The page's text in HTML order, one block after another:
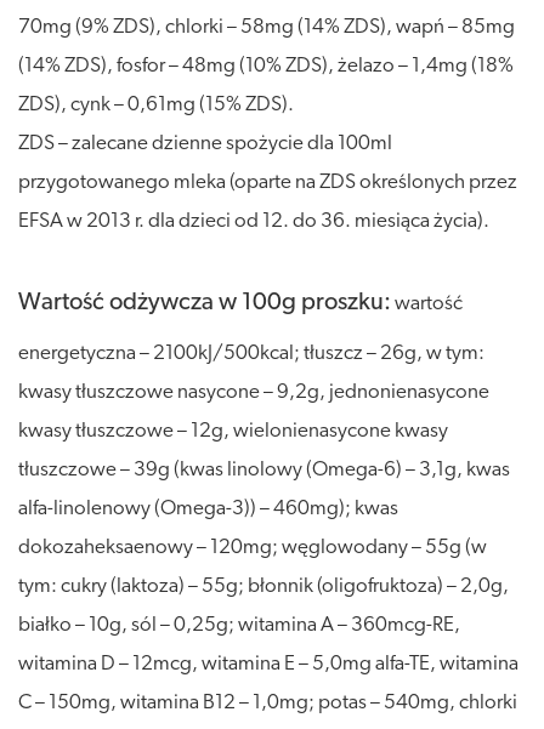
70mg (9% ZDS), chlorki – 58mg (14% ZDS), wapń – 85mg
(14% ZDS), fosfor – 48mg (10% ZDS), żelazo – 1,4mg (18%
ZDS), cynk – 0,61mg (15% ZDS).
ZDS – zalecane dzienne spożycie dla 100ml
przygotowanego mleka (oparte na ZDS określonych przez
EFSA w 2013 r. dla dzieci od 12. do 36. miesiąca życia).
Wartość odżywcza w 100g proszku: wartość
energetyczna – 2100kJ/500kcal; tłuszcz – 26g, w tym:
kwasy tłuszczowe nasycone – 9,2g, jednonienasycone
kwasy tłuszczowe – 12g, wielonienasycone kwasy
tłuszczowe – 39g (kwas linolowy (Omega-6) – 3,1g, kwas
alfa-linolenowy (Omega-3)) – 460mg); kwas
dokozaheksaenowy – 120mg; węglowodany – 55g (w
tym: cukry (laktoza) – 55g; błonnik (oligofruktoza) – 2,0g,
białko – 10g, sól – 0,25g; witamina A – 360mcg-RE,
witamina D – 12mcg, witamina E – 5,0mg alfa-TE, witamina
C – 150mg, witamina B12 – 1,0mg; potas – 540mg, chlorki